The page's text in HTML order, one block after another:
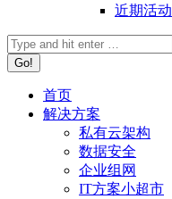
近期活动
首页
解决方案
私有云架构
数据安全
企业组网
IT方案小超市